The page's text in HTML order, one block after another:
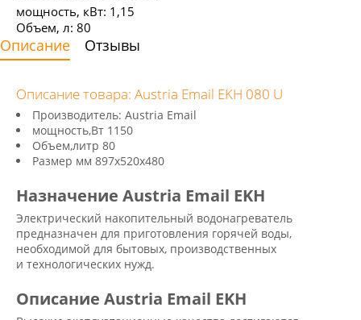
мощность, кВт: 1,15
Объем, л: 80
Описание Отзывы
Описание товара: Austria Email EKH 080 U
Производитель: Austria Email
мощность,Вт 1150
Объем,литр 80
Размер мм 897х520х480
Назначение Austria Email EKH
Электрический накопительный водонагреватель
предназначен для приготовления горячей воды,
необходимой для бытовых, производственных
и технологических нужд.
Описание Austria Email EKH